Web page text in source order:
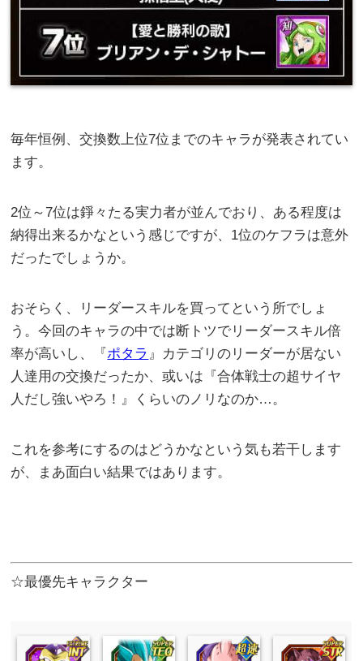
毎年恒例、交換数上位7位までのキャラが発表されてい
ます。
2位～7位は錚々たる実力者が並んでおり、ある程度は
納得出来るかなという感じですが、1位のケフラは意外
だったでしょうか。
おそらく、リーダースキルを買ってという所でしょ
う。今回のキャラの中では断トツでリーダースキル倍
率が高いし、『ポタラ 』カテゴリのリーダーが居ない
人達用の交換だったか、或いは『合体戦士の超サイヤ
人だし強いやろ！』くらいのノリなのか…。
これを参考にするのはどうかなという気も若干します
が、まあ面白い結果ではあります。
☆最優先キャラクター